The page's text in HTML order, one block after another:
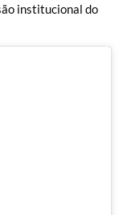
institucional do